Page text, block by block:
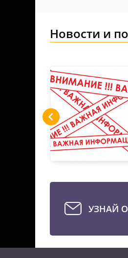
Новости и
УЗНАЙ